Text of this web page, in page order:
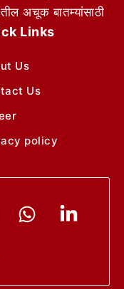
अचूक बातम्यांसाठी
Links
Us
Us
policy